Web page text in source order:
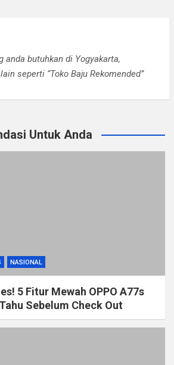
anda butuhkan di Yogyakarta,
seperti “Toko Baju Rekomended”
Untuk Anda
NASIONAL
5 Fitur Mewah OPPO A77s
Sebelum Check Out